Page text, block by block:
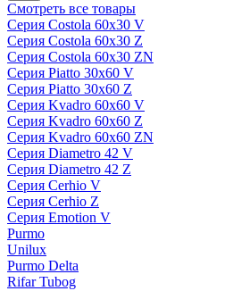
Смотреть все товары
Серия Costola 60х30 V
Серия Costola 60х30 Z
Серия Costola 60х30 ZN
Серия Piatto 30х60 V
Серия Piatto 30х60 Z
Серия Kvadro 60х60 V
Серия Kvadro 60х60 Z
Серия Kvadro 60х60 ZN
Серия Diametro 42 V
Серия Diametro 42 Z
Серия Cerhio V
Серия Cerhio Z
Серия Emotion V
Purmo
Unilux
Purmo Delta
Rifar Tubog